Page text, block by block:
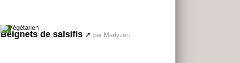
Beignets de salsifis par Marlyzen